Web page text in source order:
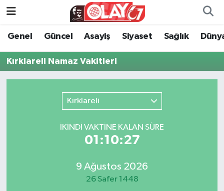
Genel Güncel Asayiş Siyaset Sağlık
Kırklareli Namaz Vakitleri
Kırklareli
İKINDI VAKTİNE KALAN SÜRE
01:10:27
9 Ağustos 2026
26 Safer 1448
KATEGORİSİZ
ANA SAYFA
Genel
Güncel
Zonguldak Nöbetçi Eczaneler
Zonguldak Hava Durumu
Süper Lig Puan Durumu ve Fikstür
Tüm Manşetler